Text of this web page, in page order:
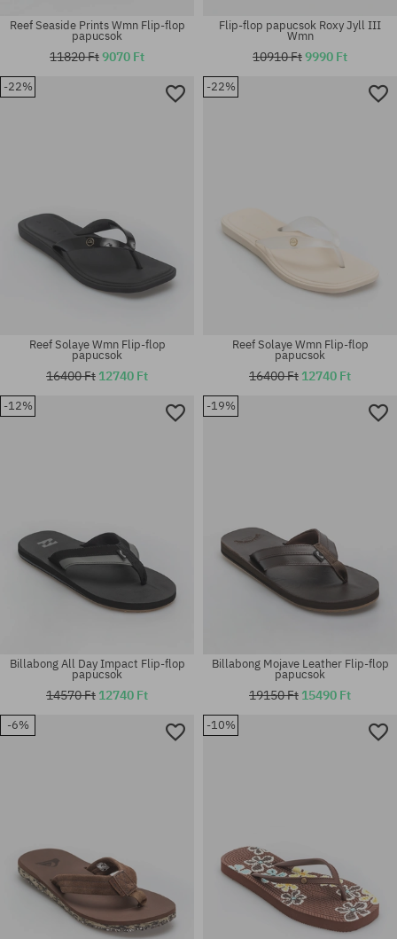
Elérhető méretek:
Elérhető méretek:
Elérhető méretek:
Reef Seaside Prints Wmn Flip-flop
papucsok
11820 Ft9070 Ft
Elérhető méretek:
Flip-flop papucsok Roxy Jyll III
Wmn
10910 Ft9990 Ft
-22%
Elérhető méretek:
Reef Solaye Wmn Flip-flop
papucsok
16400 Ft 12740 Ft
-22%
Elérhető méretek:
Reef Solaye Wmn Flip-flop
papucsok
16400 Ft 12740 Ft
-12%
Billabong All Day Impact Flip-flop
papucsok
14570 Ft 12740 Ft
-19%
Billabong Mojave Leather Flip-flop
papucsok
19150 Ft 15490 Ft
-6% -10%